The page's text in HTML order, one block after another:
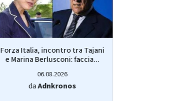
Forza Italia, incontro tra Tajani
e Marina Berlusconi: faccia...
06.08.2026
daAdnkronos